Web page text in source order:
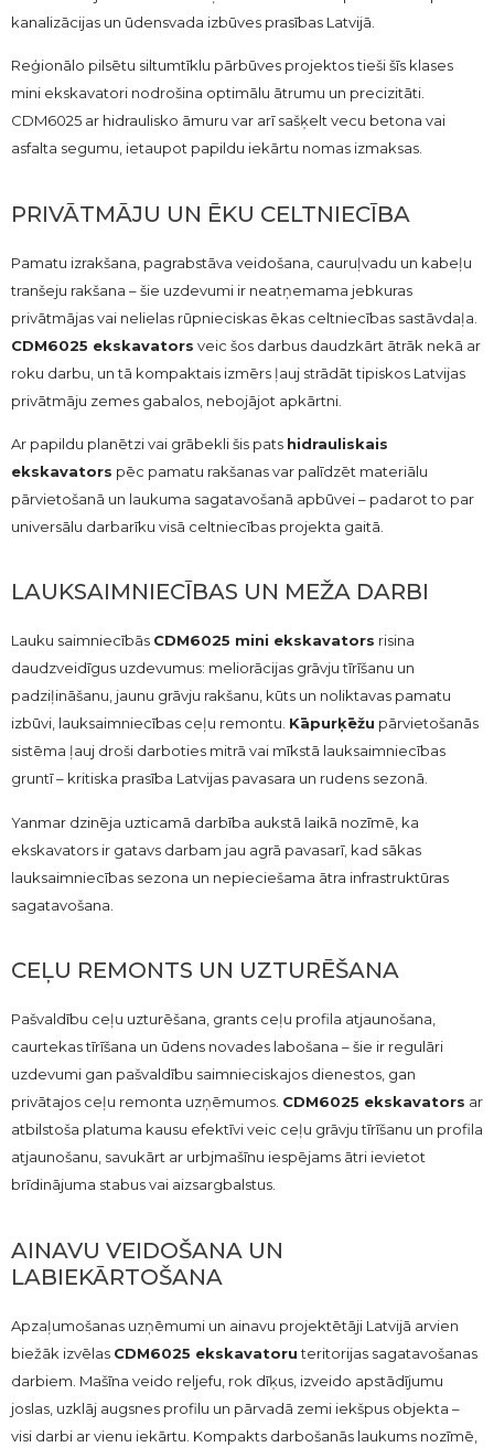
kanalizācijas un ūdensvada izbūves prasības Latvijā.
Reģionālo pilsētu siltumtīklu pārbūves projektos tieši šīs klases
mini ekskavatori nodrošina optimālu ātrumu un precizitāti.
CDM6025 ar hidraulisko āmuru var arī sašķelt vecu betona vai
asfalta segumu, ietaupot papildu iekārtu nomas izmaksas.
PRIVĀTMĀJU UN ĒKU CELTNIECĪBA
Pamatu izrakšana, pagrabstāva veidošana, cauruļvadu un kabeļu
tranšeju rakšana – šie uzdevumi ir neatņemama jebkuras
privātmājas vai nelielas rūpnieciskas ēkas celtniecības sastāvdaļa.
CDM6025 ekskavators veic šos darbus daudzkārt ātrāk nekā ar
roku darbu, un tā kompaktais izmērs ļauj strādāt tipiskos Latvijas
privātmāju zemes gabalos, nebojājot apkārtni.
Ar papildu planētzi vai grābekli šis pats hidrauliskais
ekskavators pēc pamatu rakšanas var palīdzēt materiālu
pārvietošanā un laukuma sagatavošanā apbūvei – padarot to par
universālu darbarīku visā celtniecības projekta gaitā.
LAUKSAIMNIECĪBAS UN MEŽA DARBI
Lauku saimniecībās CDM6025 mini ekskavators risina
daudzveidīgus uzdevumus: meliorācijas grāvju tīrīšanu un
padziļināšanu, jaunu grāvju rakšanu, kūts un noliktavas pamatu
izbūvi, lauksaimniecības ceļu remontu. Kāpurķēžu pārvietošanās
sistēma ļauj droši darboties mitrā vai mīkstā lauksaimniecības
gruntī – kritiska prasība Latvijas pavasara un rudens sezonā.
Yanmar dzinēja uzticamā darbība aukstā laikā nozīmē, ka
ekskavators ir gatavs darbam jau agrā pavasarī, kad sākas
lauksaimniecības sezona un nepieciešama ātra infrastruktūras
sagatavošana.
CEĻU REMONTS UN UZTURĒŠANA
Pašvaldību ceļu uzturēšana, grants ceļu profila atjaunošana,
caurtekas tīrīšana un ūdens novades labošana – šie ir regulāri
uzdevumi gan pašvaldību saimnieciskajos dienestos, gan
privātajos ceļu remonta uzņēmumos. CDM6025 ekskavators ar
atbilstoša platuma kausu efektīvi veic ceļu grāvju tīrīšanu un profila
atjaunošanu, savukārt ar urbjmašīnu iespējams ātri ievietot
brīdinājuma stabus vai aizsargbalstus.
AINAVU VEIDOŠANA UN
LABIEKĀRTOŠANA
Apzaļumošanas uzņēmumi un ainavu projektētāji Latvijā arvien
biežāk izvēlas CDM6025 ekskavatoruteritorijas sagatavošanas
darbiem. Mašīna veido reljefu, rok dīķus, izveido apstādījumu
joslas, uzklāj augsnes profilu un pārvadā zemi iekšpus objekta –
visi darbi ar vienu iekārtu. Kompakts darbošanās laukums nozīmē,